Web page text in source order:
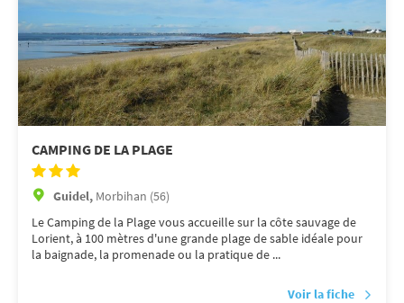
CAMPING DE LA PLAGE
Guidel, Morbihan (56)
Le Camping de la Plage vous accueille sur la côte sauvage de
Lorient, à 100 mètres d'une grande plage de sable idéale pour
la baignade, la promenade ou la pratique de ...
Voir la fiche